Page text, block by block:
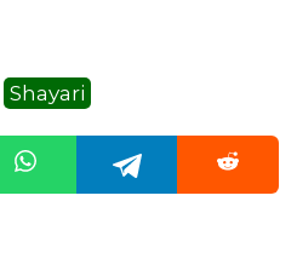
Shayari